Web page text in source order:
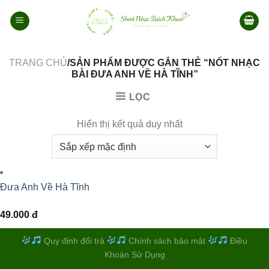
qua
TRANG CHỦ/SẢN PHẨM ĐƯỢC GẮN THẺ “NỐT NHẠC
BÀI ĐƯA ANH VỀ HÀ TĨNH”
LỌC
Hiển thị kết quả duy nhất
Đưa Anh Về Hà Tĩnh
49.000 đ
Quy định đổi trả Chính sách bảo mật
Điều
Khoản Sử Dụng